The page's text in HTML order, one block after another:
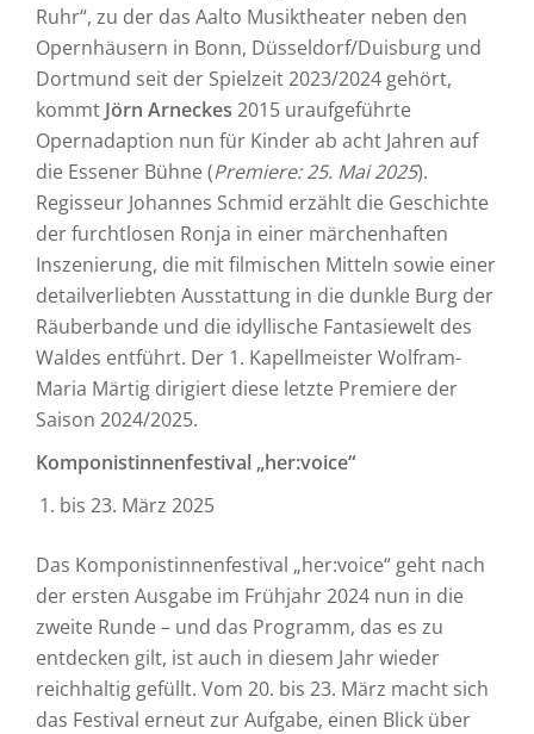
Ruhr“, zu der das Aalto Musiktheater neben den
Opernhäusern in Bonn, Düsseldorf/Duisburg und
Dortmund seit der Spielzeit 2023/2024 gehört,
kommt Jörn Arneckes 2015 uraufgeführte
Opernadaption nun für Kinder ab acht Jahren auf
die Essener Bühne (Premiere: 25. Mai 2025).
Regisseur Johannes Schmid erzählt die Geschichte
der furchtlosen Ronja in einer märchenhaften
Inszenierung, die mit filmischen Mitteln sowie einer
detailverliebten Ausstattung in die dunkle Burg der
Räuberbande und die idyllische Fantasiewelt des
Waldes entführt. Der 1. Kapellmeister Wolfram-
Maria Märtig dirigiert diese letzte Premiere der
Saison 2024/2025.
Komponistinnenfestival „her:voice“
bis 23. März 2025
Das Komponistinnenfestival „her:voice“ geht nach
der ersten Ausgabe im Frühjahr 2024 nun in die
zweite Runde – und das Programm, das es zu
entdecken gilt, ist auch in diesem Jahr wieder
reichhaltig gefüllt. Vom 20. bis 23. März macht sich
das Festival erneut zur Aufgabe, einen Blick über